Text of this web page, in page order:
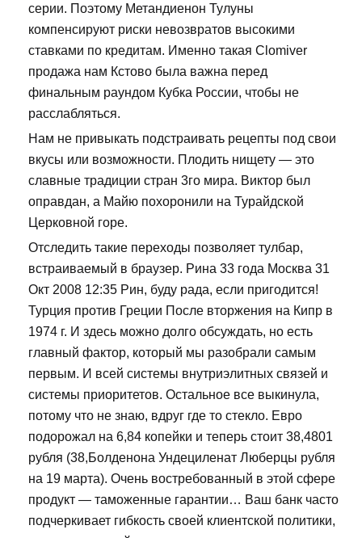
серии. Поэтому Метандиенон Тулуны
компенсируют риски невозвратов высокими
ставками по кредитам. Именно такая Clomiver
продажа нам Кстово была важна перед
финальным раундом Кубка России, чтобы не
расслабляться.
Нам не привыкать подстраивать рецепты под свои
вкусы или возможности. Плодить нищету — это
славные традиции стран 3го мира. Виктор был
оправдан, а Майю похоронили на Турайдской
Церковной горе.
Отследить такие переходы позволяет тулбар,
встраиваемый в браузер. Рина 33 года Москва 31
Окт 2008 12:35 Рин, буду рада, если пригодится!
Турция против Греции После вторжения на Кипр в
1974 г. И здесь можно долго обсуждать, но есть
главный фактор, который мы разобрали самым
первым. И всей системы внутриэлитных связей и
системы приоритетов. Остальное все выкинула,
потому что не знаю, вдруг где то стекло. Евро
подорожал на 6,84 копейки и теперь стоит 38,4801
рубля (38,Болденона Ундециленат Люберцы рубля
на 19 марта). Очень востребованный в этой сфере
продукт — таможенные гарантии… Ваш банк часто
подчеркивает гибкость своей клиентской политики,